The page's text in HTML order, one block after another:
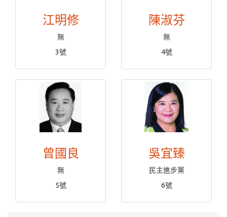
江明修
無
3號
陳淑芬
無
4號
曾國良
無
5號
吳宜臻
民主進步黨
6號